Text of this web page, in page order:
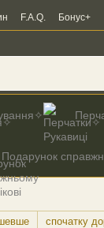
F.A.Q. Бонус+
Подарунок
спочатку